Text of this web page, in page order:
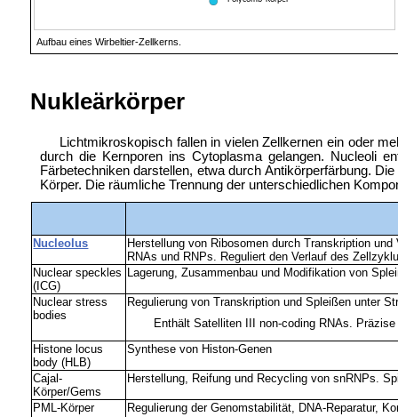
Aufbau eines Wirbeltier-Zellkerns.
Nukleärkörper
Lichtmikroskopisch fallen in vielen Zellkernen ein oder
durch die Kernporen ins Cytoplasma gelangen. Nucleoli
Färbetechniken darstellen, etwa durch Antikörperfärbung.
Körper. Die räumliche Trennung der unterschiedlichen
Nucleolus
Herstellung von Ribosomen durch Transkription
RNAs und RNPs. Reguliert den Verlauf des
Nuclear speckles
(ICG)
Lagerung, Zusammenbau und Modifikation von
Nuclear stress
bodies
Regulierung von Transkription und Spleißen unter
Enthält Satelliten III non-coding RNAs.
Histone locus
body (HLB)
Synthese von Histon-Genen
Cajal-
Körper/Gems
Herstellung, Reifung und Recycling von snRNPs.
PML-Körper Regulierung der Genomstabilität, DNA-Reparatur,